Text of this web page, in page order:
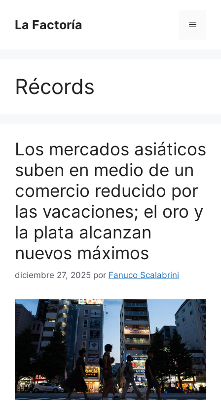
contenido
La Factoría Menú
Récords
Los mercados asiáticos
suben en medio de un
comercio reducido por
las vacaciones; el oro y
la plata alcanzan
nuevos máximos
diciembre 27, 2025 por Fanuco Scalabrini